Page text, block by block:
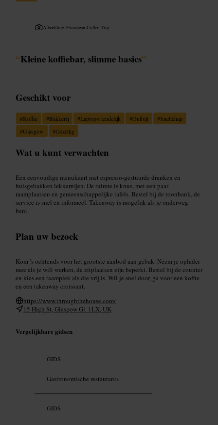
Afbeelding /European Coffee Trip
“Kleine koffiebar, slimme basics”
Geschikt voor
#Koffie #Bakkerij #Laptopvriendelijk #Ontbijt #Snellehap
#Glasgow #Gezellig
Wat u kunt verwachten
Een eenvoudige menukaart met espresso-gestuurde dranken en
huisgebakken lekkernijen. De ruimte is knus, met een paar
raamplaatsen en gemeenschappelijke tafels. Bestel bij de toonbank, de
service is snel en informeel. Takeaway is mogelijk als je onderweg
bent.
Plan uw bezoek
Kom ’s ochtends voor het grootste aanbod aan gebak. Neem je oplader
mee als je wilt werken, de zitplaatsen zijn beperkt. Bestel bij de counter
en kies een raamplek als die vrij is. Wil je snel door, ga voor een koffie
en een takeaway croissant.
https://www.throughthehouse.com/
15 High St, Glasgow G1 1LX, UK
Vergelijkbare gidsen
GIDS
Gastronomische restaurants
GIDS